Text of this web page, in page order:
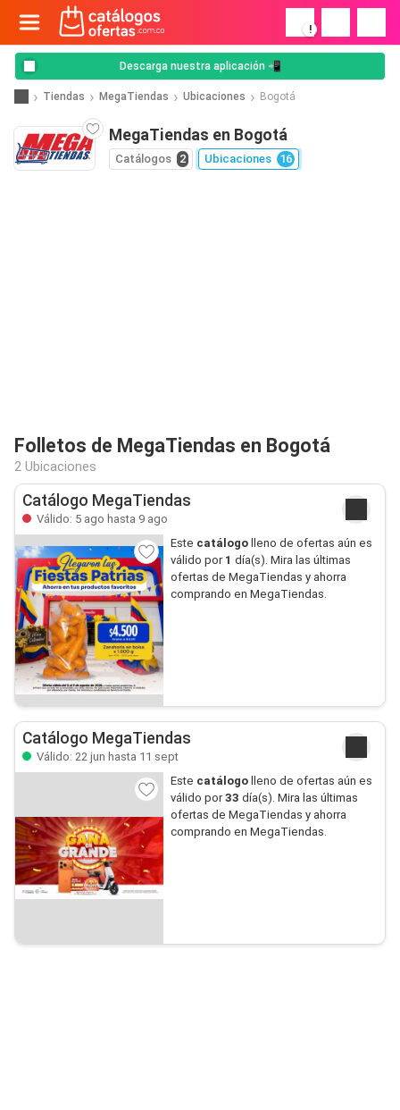
!
Descarga nuestra aplicación 📲
Tiendas MegaTiendas Ubicaciones Bogotá
MegaTiendas en Bogotá
Catálogos 2 Ubicaciones 16
Folletos de MegaTiendas en Bogotá
2 Ubicaciones
Catálogo MegaTiendas
Válido: 5 ago hasta 9 ago
Este catálogolleno de ofertas aún es
válido por 1 día(s). Mira las últimas
ofertas de MegaTiendas y ahorra
comprando en MegaTiendas.
Catálogo MegaTiendas
Válido: 22 jun hasta 11 sept
Este catálogolleno de ofertas aún es
válido por33 día(s). Mira las últimas
ofertas de MegaTiendas y ahorra
comprando en MegaTiendas.